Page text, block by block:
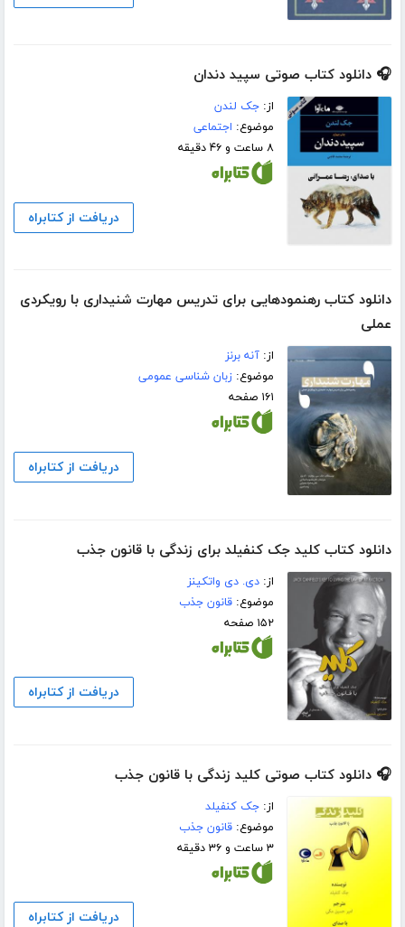
🎧 دانلود کتاب صوتی سپید دندان
از:جک لندن
موضوع: اجتماعی
۸ ساعت و ۴۶ دقیقه
دریافت از کتابراه
دانلود کتاب رهنمودهایی برای تدریس مهارت شنیداری با رویکردی
عملی
از:آنه برنز
موضوع:زبان شناسی عمومی
۱۶۱ صفحه
دریافت از کتابراه
دانلود کتاب کلید جک کنفیلد برای زندگی با قانون جذب
از:دی. دی واتکینز
موضوع:قانون جذب
۱۵۲ صفحه
دریافت از کتابراه
🎧 دانلود کتاب صوتی کلید زندگی با قانون جذب
از:جک کنفیلد
موضوع:قانون جذب
۳ ساعت و ۳۶ دقیقه
دریافت از کتابراه